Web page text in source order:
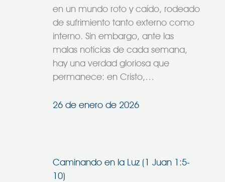
en un mundo roto y caído, rodeado
de sufrimiento tanto externo como
interno. Sin embargo, ante las
malas noticias de cada semana,
hay una verdad gloriosa que
permanece: en Cristo,…
26 de enero de 2026
Caminando en la Luz (1 Juan 1:5-
10)